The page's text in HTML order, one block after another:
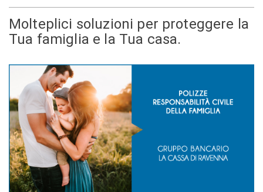
Molteplici soluzioni per proteggere la
Tua famiglia e la Tua casa.